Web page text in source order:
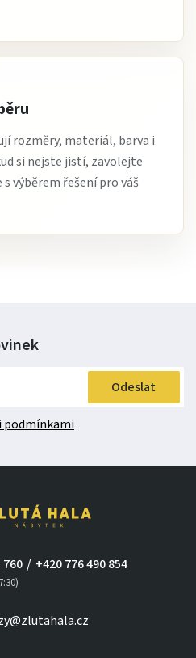
rozměry, materiál, barva i
si nejste jistí, zavolejte
výběrem řešení pro váš
Odeslat
760 / +420 776 490 854